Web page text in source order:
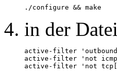
./configure && make
in der
active-filter
active-filter 'not
active-filter 'not